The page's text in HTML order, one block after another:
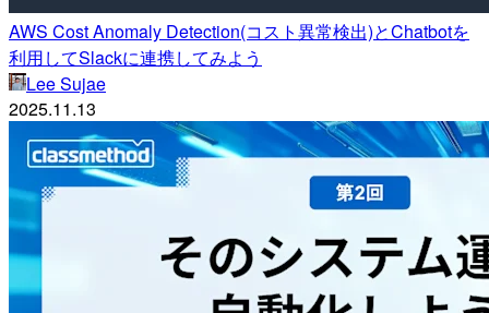
AWS Cost Anomaly Detection(コスト異常検出)とChatbotを
利用してSlackに連携してみよう
Lee Sujae
2025.11.13